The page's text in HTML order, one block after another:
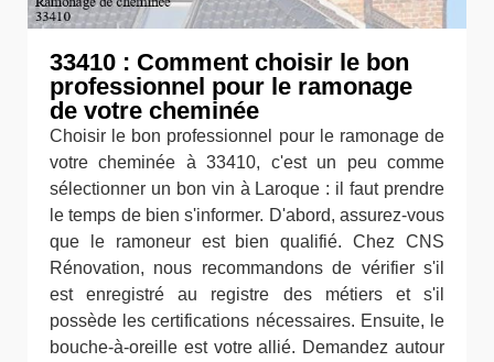
33410 : Comment choisir le bon
professionnel pour le ramonage
de votre cheminée
Choisir le bon professionnel pour le ramonage de
votre cheminée à 33410, c'est un peu comme
sélectionner un bon vin à Laroque : il faut prendre
le temps de bien s'informer. D'abord, assurez-vous
que le ramoneur est bien qualifié. Chez CNS
Rénovation, nous recommandons de vérifier s'il
est enregistré au registre des métiers et s'il
possède les certifications nécessaires. Ensuite, le
bouche-à-oreille est votre allié. Demandez autour